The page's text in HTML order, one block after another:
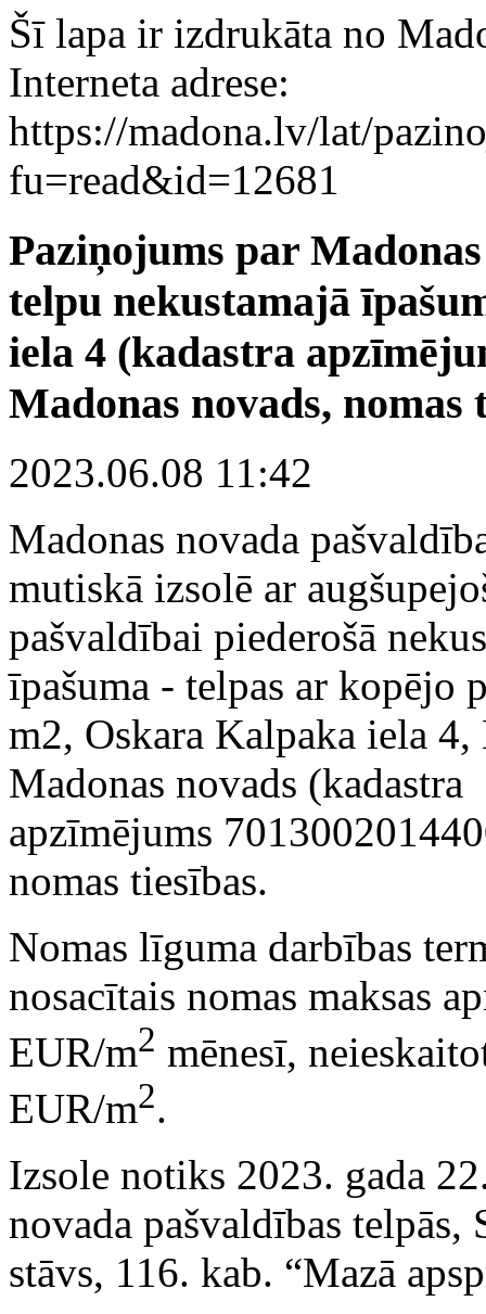
Šī lapa ir izdrukāta no
Interneta adrese:
https://madona.lv/lat/
fu=read&id=12681
Paziņojums par
telpu nekustamajā
iela 4 (kadastra
Madonas novads, nomas
2023.06.08 11:42
Madonas novada
mutiskā izsolē ar
pašvaldībai piederošā
īpašuma - telpas ar kopējo
m2, Oskara Kalpaka iela 4,
Madonas novads (kadastra
apzīmējums
nomas tiesības.
Nomas līguma darbības
nosacītais nomas maksas
EUR/m2 mēnesī,
EUR/m2.
Izsole notiks 2023. gada
novada pašvaldības
stāvs, 116. kab. “Mazā